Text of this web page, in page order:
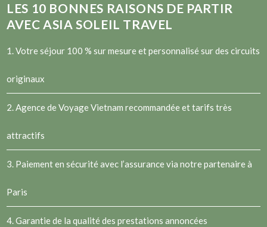
LES 10 BONNES RAISONS DE PARTIR
AVEC ASIA SOLEIL TRAVEL
1. Votre séjour 100 % sur mesure et personnalisé sur des circuits
originaux
2.Agence de Voyage Vietnam recommandée et tarifs très
attractifs
3. Paiement en sécurité avec l’assurance via notre partenaire à
Paris
4. Garantie de la qualité des prestations annoncées